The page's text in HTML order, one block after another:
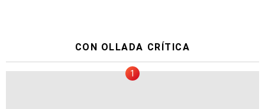
CON OLLADA CRÍTICA